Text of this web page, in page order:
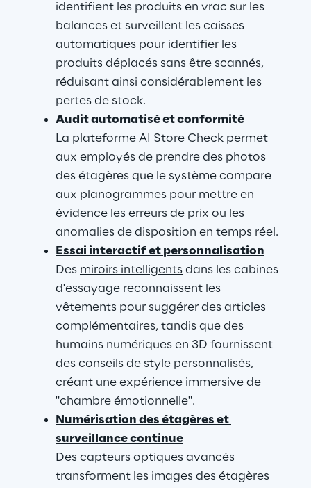
identifient les produits en vrac sur les
balances et surveillent les caisses
automatiques pour identifier les
produits déplacés sans être scannés,
réduisant ainsi considérablement les
pertes de stock.
Audit automatisé et conformité
La plateforme AI Store Check permet
aux employés de prendre des photos
des étagères que le système compare
aux planogrammes pour mettre en
évidence les erreurs de prix ou les
anomalies de disposition en temps réel.
Essai interactif et personnalisation
Des miroirs intelligents dans les cabines
d'essayage reconnaissent les
vêtements pour suggérer des articles
complémentaires, tandis que des
humains numériques en 3D fournissent
des conseils de style personnalisés,
créant une expérience immersive de
"chambre émotionnelle".
Numérisation des étagères et
surveillance continue
Des capteurs optiques avancés
transforment les images des étagères